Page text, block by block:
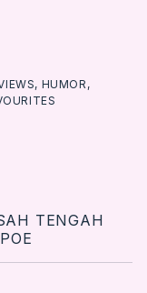
, HUMOR ,
TENGAH